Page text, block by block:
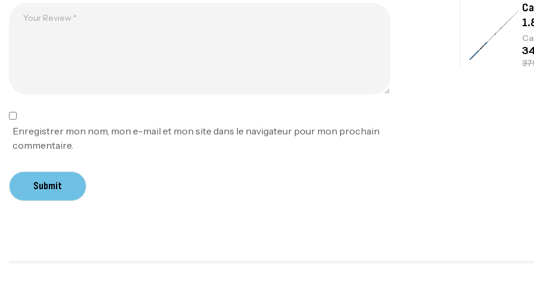
Enregistrer mon nom, mon e-mail et mon site dans le navigateur pour mon prochain
commentaire.
Submit